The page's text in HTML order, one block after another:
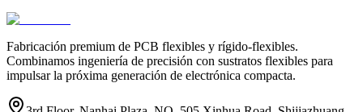
Fabricación premium de PCB flexibles y rígido-flexibles.
Combinamos ingeniería de precisión con sustratos flexibles para
impulsar la próxima generación de electrónica compacta.